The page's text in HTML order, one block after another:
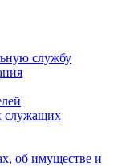
службу
служащих
об имуществе и